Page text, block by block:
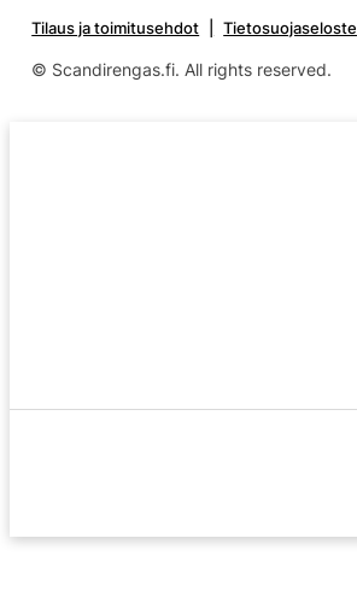
Tilaus ja toimitusehdot Tietosuojaseloste
© Scandirengas.fi. All rights reserved.